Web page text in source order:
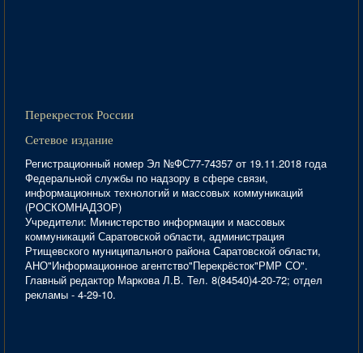
Перекресток России
Сетевое издание
Регистрационный номер Эл №ФС77-74357 от 19.11.2018 года
Федеральной службы по надзору в сфере связи,
информационных технологий и массовых коммуникаций
(РОСКОМНАДЗОР)
Учредители: Министерство информации и массовых
коммуникаций Саратовской области, администрация
Ртищевского муниципального района Саратовской области,
АНО"Информационное агентство"Перекрёсток"РМР СО".
Главный редактор Маркова Л.В. Тел. 8(84540)4-20-72; отдел
рекламы - 4-29-10.